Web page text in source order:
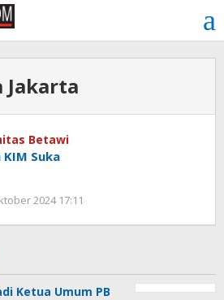
Jakarta
Betawi
KIM Suka
2024 17:11
Jackson
Ketua Umum PB